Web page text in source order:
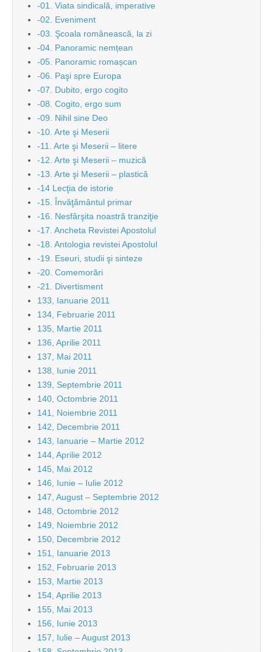
-01. Viata sindicală, imperative
-02. Eveniment
-03. Şcoala românească, la zi
-04. Panoramic nemțean
-05. Panoramic romașcan
-06. Paşi spre Europa
-07. Dubito, ergo cogito
-08. Cogito, ergo sum
-09. Nihil sine Deo
-10. Arte şi Meserii
-11. Arte şi Meserii – litere
-12. Arte şi Meserii – muzică
-13. Arte şi Meserii – plastică
-14 Lecţia de istorie
-15. Învăţământul primar
-16. Nesfârşita noastră tranziţie
-17. Ancheta Revistei Apostolul
-18. Antologia revistei Apostolul
-19. Eseuri, studii şi sinteze
-20. Comemorări
-21. Divertisment
133, Ianuarie 2011
134, Februarie 2011
135, Martie 2011
136, Aprilie 2011
137, Mai 2011
138, Iunie 2011
139, Septembrie 2011
140, Octombrie 2011
141, Noiembrie 2011
142, Decembrie 2011
143, Ianuarie – Martie 2012
144, Aprilie 2012
145, Mai 2012
146, Iunie – Iulie 2012
147, August – Septembrie 2012
148, Octombrie 2012
149, Noiembrie 2012
150, Decembrie 2012
151, Ianuarie 2013
152, Februarie 2013
153, Martie 2013
154, Aprilie 2013
155, Mai 2013
156, Iunie 2013
157, Iulie – August 2013